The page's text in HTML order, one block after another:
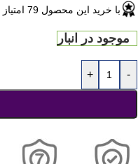
با خرید این محصول 79
موجود در انبار
-
+